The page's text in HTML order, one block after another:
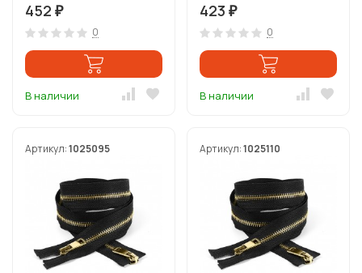
452 ₽
0
В наличии
423 ₽
0
В наличии
Артикул:1025095 Артикул:1025110